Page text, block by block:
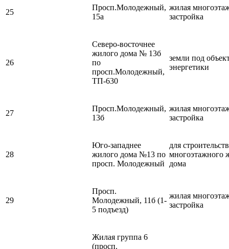
25
Просп.Молодежный,
15а
жилая
застройка
26
Северо-восточнее
жилого дома № 13б
по
просп.Молодежный,
ТП-630
земли под
энергетики
27
Просп.Молодежный,
13б
жилая
застройка
28
Юго-западнее
жилого дома №13 по
просп. Молодежный
для
многоэтажного
дома
29
Просп.
Молодежный, 11б (1-
5 подъезд)
жилая
застройка
Жилая группа 6
(просп.